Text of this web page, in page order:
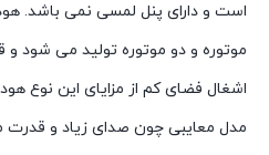
است و دارای پنل لمسی نمی باشد.
موتوره و دو موتوره توليد می شود
اشغال فضای کم از مزایای این نوع
مدل معایبی چون صدای زياد و